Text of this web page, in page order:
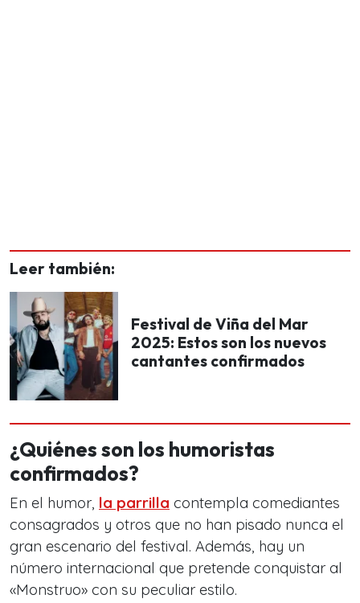
Leer también:
Festival de Viña del Mar
2025: Estos son los nuevos
cantantes confirmados
¿Quiénes son los humoristas
confirmados?
En el humor, la parrilla contempla comediantes
consagrados y otros que no han pisado nunca el
gran escenario del festival. Además, hay un
número internacional que pretende conquistar al
«Monstruo» con su peculiar estilo.